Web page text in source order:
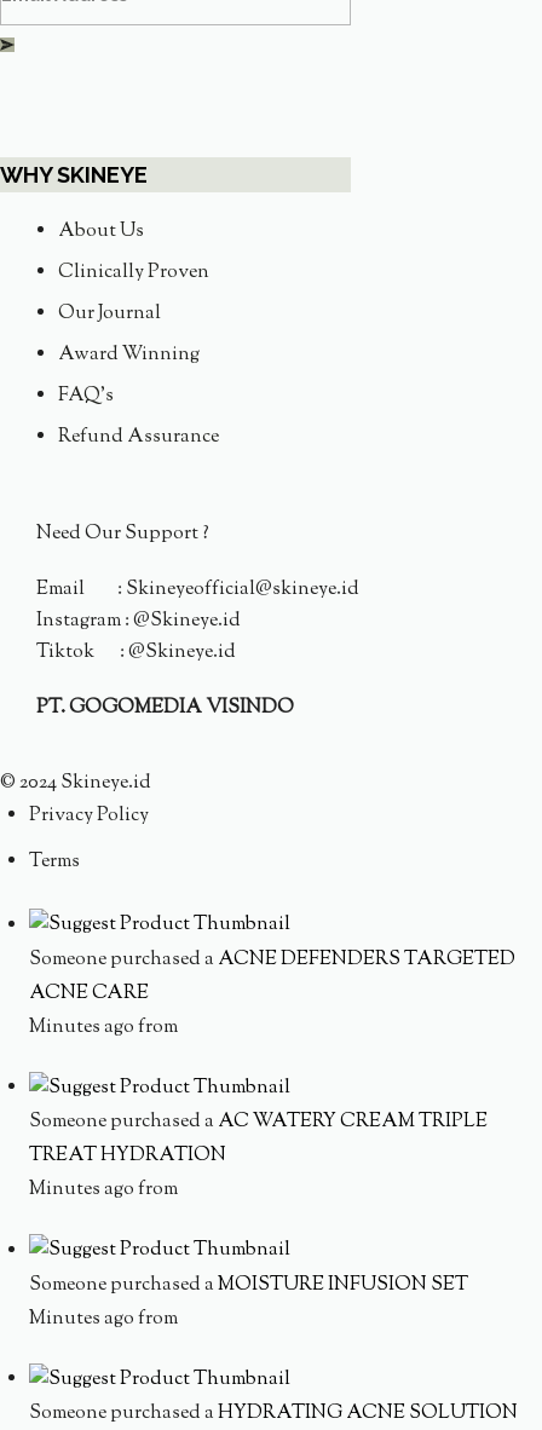
WHY SKINEYE
About Us
Clinically Proven
Our Journal
Award Winning
FAQ's
Refund Assurance
Need Our Support ?
Email : Skineyeofficial@skineye.id
Instagram : @Skineye.id
Tiktok : @Skineye.id
PT. GOGOMEDIA VISINDO
© 2024 Skineye.id
Privacy Policy
Terms
Someone purchased a ACNE DEFENDERS TARGETED
ACNE CARE
Minutes ago from
Someone purchased a AC WATERY CREAM TRIPLE
TREAT HYDRATION
Minutes ago from
Someone purchased aMOISTURE INFUSION SET
Minutes ago from
Someone purchased aHYDRATING ACNE SOLUTION